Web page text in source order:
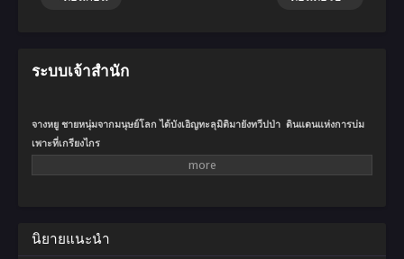
ระบบเจ้าสำนัก
จางหยู ชายหนุ่มจากมนุษย์โลก ได้บังเอิญทะลุมิติมายังทวีปป่า ดินแดนแห่งการบ่ม
เพาะที่เกรียงไกร
มิหนำซ้ำยังได้เป็นเจ้าสำนักที่ใกล้จะเจ๊งอยู่รอมร่อ
นิยายแนะนำ